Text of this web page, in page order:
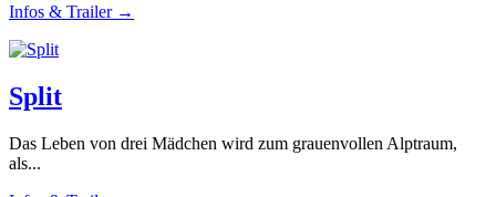
Infos & Trailer →
Split
Das Leben von drei Mädchen wird zum grauenvollen Alptraum,
als...